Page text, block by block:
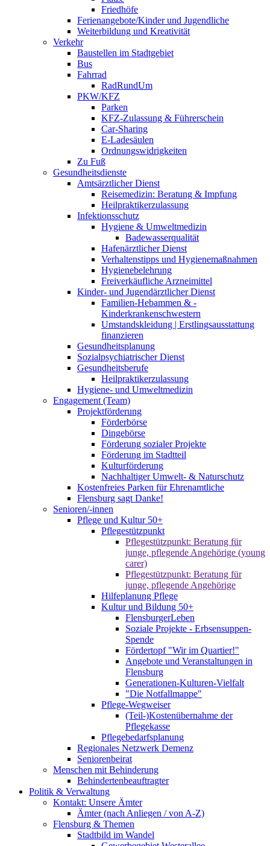
Friedhöfe
Ferienangebote/Kinder und Jugendliche
Weiterbildung und Kreativität
Verkehr
Baustellen im Stadtgebiet
Bus
Fahrrad
RadRundUm
PKW/KFZ
Parken
KFZ-Zulassung & Führerschein
Car-Sharing
E-Ladesäulen
Ordnungswidrigkeiten
Zu Fuß
Gesundheitsdienste
Amtsärztlicher Dienst
Reisemedizin: Beratung & Impfung
Heilpraktikerzulassung
Infektionsschutz
Hygiene & Umweltmedizin
Badewasserqualität
Hafenärztlicher Dienst
Verhaltenstipps und Hygienemaßnahmen
Hygienebelehrung
Freiverkäufliche Arzneimittel
Kinder- und Jugendärztlicher Dienst
Familien-Hebammen & -
Kinderkrankenschwestern
Umstandskleidung | Erstlingsausstattung
finanzieren
Gesundheitsplanung
Sozialpsychiatrischer Dienst
Gesundheitsberufe
Heilpraktikerzulassung
Hygiene- und Umweltmedizin
Engagement (Team)
Projektförderung
Förderbörse
Dingebörse
Förderung sozialer Projekte
Förderung im Stadtteil
Kulturförderung
Nachhaltiger Umwelt- & Naturschutz
Kostenfreies Parken für Ehrenamtliche
Flensburg sagt Danke!
Senioren/-innen
Pflege und Kultur 50+
Pflegestützpunkt
Pflegestützpunkt: Beratung für
junge, pflegende Angehörige (young
carer)
Pflegestützpunkt: Beratung für
junge, pflegende Angehörige
Hilfeplanung Pflege
Kultur und Bildung 50+
FlensburgerLeben
Soziale Projekte - Erbsensuppen-
Spende
Fördertopf "Wir im Quartier!"
Angebote und Veranstaltungen in
Flensburg
Generationen-Kulturen-Vielfalt
"Die Notfallmappe"
Pflege-Wegweiser
(Teil-)Kostenübernahme der
Pflegekasse
Pflegebedarfsplanung
Regionales Netzwerk Demenz
Seniorenbeirat
Menschen mit Behinderung
Behindertenbeauftragter
Politik & Verwaltung
Kontakt: Unsere Ämter
Ämter (nach Anliegen / von A-Z)
Flensburg & Themen
Stadtbild im Wandel